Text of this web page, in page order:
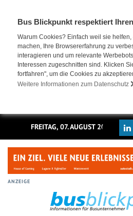
Bus Blickpunkt respektiert
Warum Cookies? Einfach weil sie
machen, Ihre Browsererfahrung zu
interagieren und um relevante
Interessen zugeschnitten sind. Klicken
fortfahren", um die Cookies zu
Weitere Informationen zum Datenschutz
FREITAG, 07. AUGUST 2026
ANZEIGE